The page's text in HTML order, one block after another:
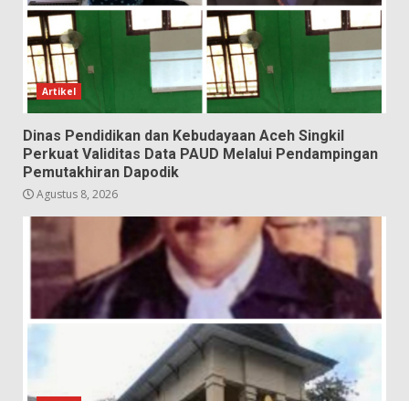
Artikel
Dinas Pendidikan dan Kebudayaan Aceh Singkil
Perkuat Validitas Data PAUD Melalui Pendampingan
Pemutakhiran Dapodik
Agustus 8, 2026